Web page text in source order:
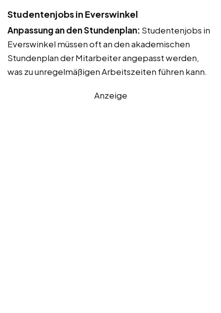
Studentenjobs in Everswinkel
Anpassung an den Stundenplan: Studentenjobs in
Everswinkel müssen oft an den akademischen
Stundenplan der Mitarbeiter angepasst werden,
was zu unregelmäßigen Arbeitszeiten führen kann.
Anzeige